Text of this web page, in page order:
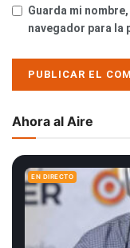
Guarda mi
navegador para la
Ahora al Aire
EN DIRECTO